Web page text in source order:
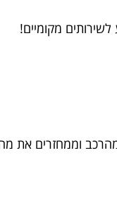
מקומיים!
וממחזרים את